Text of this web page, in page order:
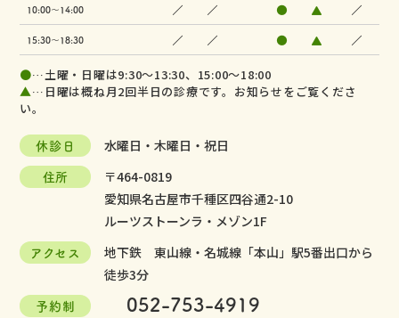
10:00～14:00 ／ ／ ● ▲ ／
15:30～18:30 ／ ／ ● ▲ ／
●…土曜・日曜は9:30～13:30、15:00～18:00
▲…日曜は概ね月2回半日の診療です。お知らせをご覧くださ
い。
休診日
水曜日・木曜日・祝日
住所
〒464-0819
愛知県名古屋市千種区四谷通2-10
ルーツストーンラ・メゾン1F
アクセス
地下鉄 東山線・名城線「本山」駅5番出口から
徒歩3分
予約制
052-753-4919